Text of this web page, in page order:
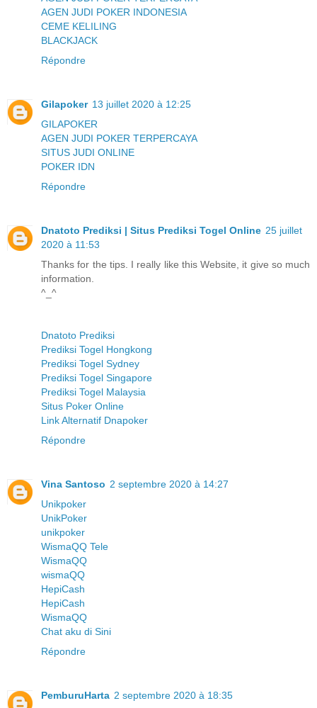
AGEN JUDI POKER INDONESIA
CEME KELILING
BLACKJACK
Répondre
Gilapoker 13 juillet 2020 à 12:25
GILAPOKER
AGEN JUDI POKER TERPERCAYA
SITUS JUDI ONLINE
POKER IDN
Répondre
Dnatoto Prediksi | Situs Prediksi Togel Online 25 juillet
2020 à 11:53
Thanks for the tips. I really like this Website, it give so much
information.
^_^
Dnatoto Prediksi
Prediksi Togel Hongkong
Prediksi Togel Sydney
Prediksi Togel Singapore
Prediksi Togel Malaysia
Situs Poker Online
Link Alternatif Dnapoker
Répondre
Vina Santoso 2 septembre 2020 à 14:27
Unikpoker
UnikPoker
unikpoker
WismaQQ Tele
WismaQQ
wismaQQ
HepiCash
HepiCash
WismaQQ
Chat aku di Sini
Répondre
PemburuHarta 2 septembre 2020 à 18:35